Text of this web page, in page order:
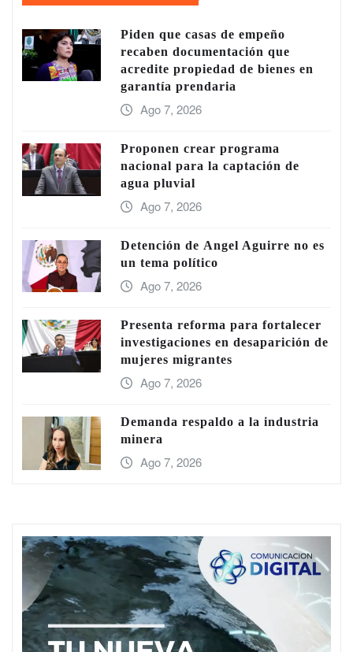
Piden que casas de empeño
recaben documentación que
acredite propiedad de bienes en
garantía prendaria
Ago 7, 2026
Proponen crear programa
nacional para la captación de
agua pluvial
Ago 7, 2026
Detención de Ángel Aguirre no es
un tema político
Ago 7, 2026
Presenta reforma para fortalecer
investigaciones en desaparición de
mujeres migrantes
Ago 7, 2026
Demanda respaldo a la industria
minera
Ago 7, 2026